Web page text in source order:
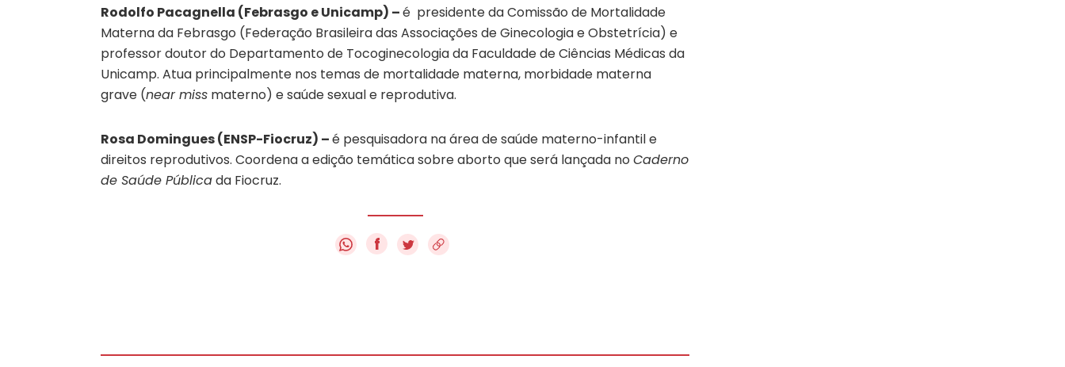
Rodolfo Pacagnella (Febrasgo e Unicamp) –é presidente da Comissão de Mortalidade
Materna da Febrasgo (Federação Brasileira das Associações de Ginecologia e Obstetrícia) e
professor doutor do Departamento de Tocoginecologia da Faculdade de Ciências Médicas da
Unicamp. Atua principalmente nos temas de mortalidade materna, morbidade materna
grave (near miss materno) e saúde sexual e reprodutiva.
Rosa Domingues (ENSP-Fiocruz) –é pesquisadora na área de saúde materno-infantil e
direitos reprodutivos. Coordena a edição temática sobre aborto que será lançada no Caderno
de Saúde Públicada Fiocruz.
f